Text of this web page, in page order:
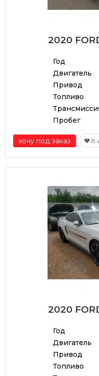
2020
Год
Двигатель
Привод
Топливо
Пробег
хочу под заказ В
2020
Год
Двигатель
Привод
Топливо